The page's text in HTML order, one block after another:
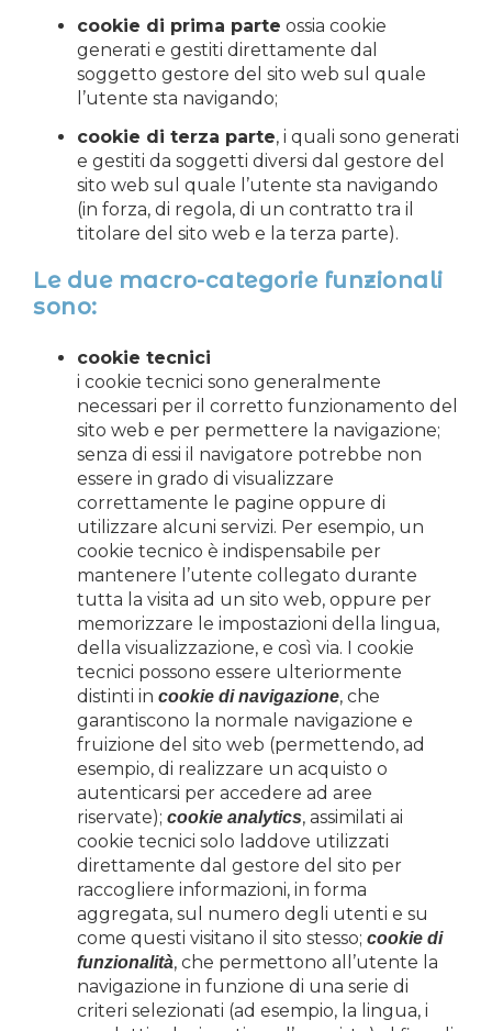
cookie di prima parte ossia cookie
generati e gestiti direttamente dal
soggetto gestore del sito web sul quale
l’utente sta navigando;
cookie di terza parte, i quali sono generati
e gestiti da soggetti diversi dal gestore del
sito web sul quale l’utente sta navigando
(in forza, di regola, di un contratto tra il
titolare del sito web e la terza parte).
Le due macro-categorie funzionali
sono:
cookie tecnici
i cookie tecnici sono generalmente
necessari per il corretto funzionamento del
sito web e per permettere la navigazione;
senza di essi il navigatore potrebbe non
essere in grado di visualizzare
correttamente le pagine oppure di
utilizzare alcuni servizi. Per esempio, un
cookie tecnico è indispensabile per
mantenere l’utente collegato durante
tutta la visita ad un sito web, oppure per
memorizzare le impostazioni della lingua,
della visualizzazione, e così via. I cookie
tecnici possono essere ulteriormente
distinti in cookie di navigazione, che
garantiscono la normale navigazione e
fruizione del sito web (permettendo, ad
esempio, di realizzare un acquisto o
autenticarsi per accedere ad aree
riservate); cookie analytics, assimilati ai
cookie tecnici solo laddove utilizzati
direttamente dal gestore del sito per
raccogliere informazioni, in forma
aggregata, sul numero degli utenti e su
come questi visitano il sito stesso; cookie di
funzionalità, che permettono all’utente la
navigazione in funzione di una serie di
criteri selezionati (ad esempio, la lingua, i